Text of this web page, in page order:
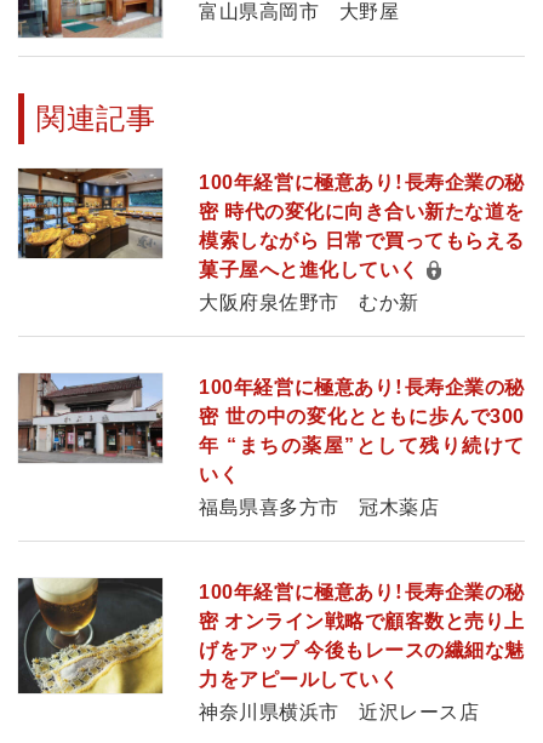
富山県高岡市 大野屋
関連記事
100年経営に極意あり！長寿企業の秘
密 時代の変化に向き合い新たな道を
模索しながら 日常で買ってもらえる
菓子屋へと進化していく
大阪府泉佐野市 むか新
100年経営に極意あり！長寿企業の秘
密 世の中の変化とともに歩んで300
年 “まちの薬屋”として残り続けて
いく
福島県喜多方市 冠木薬店
100年経営に極意あり！長寿企業の秘
密 オンライン戦略で顧客数と売り上
げをアップ 今後もレースの繊細な魅
力をアピールしていく
神奈川県横浜市 近沢レース店